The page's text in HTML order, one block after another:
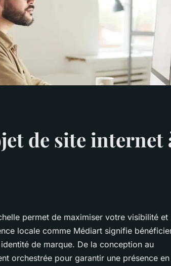
de site internet
permet de maximiser votre visibilité et
locale comme Médiart signifie
de marque. De la conception au
orchestrée pour garantir une présence en